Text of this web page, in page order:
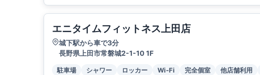
エニタイムフィットネス上田店
城下駅から車で3分
長野県上田市常磐城2-1-10 1F
駐車場 シャワー ロッカー Wi-Fi 完全個室 他店舗利用